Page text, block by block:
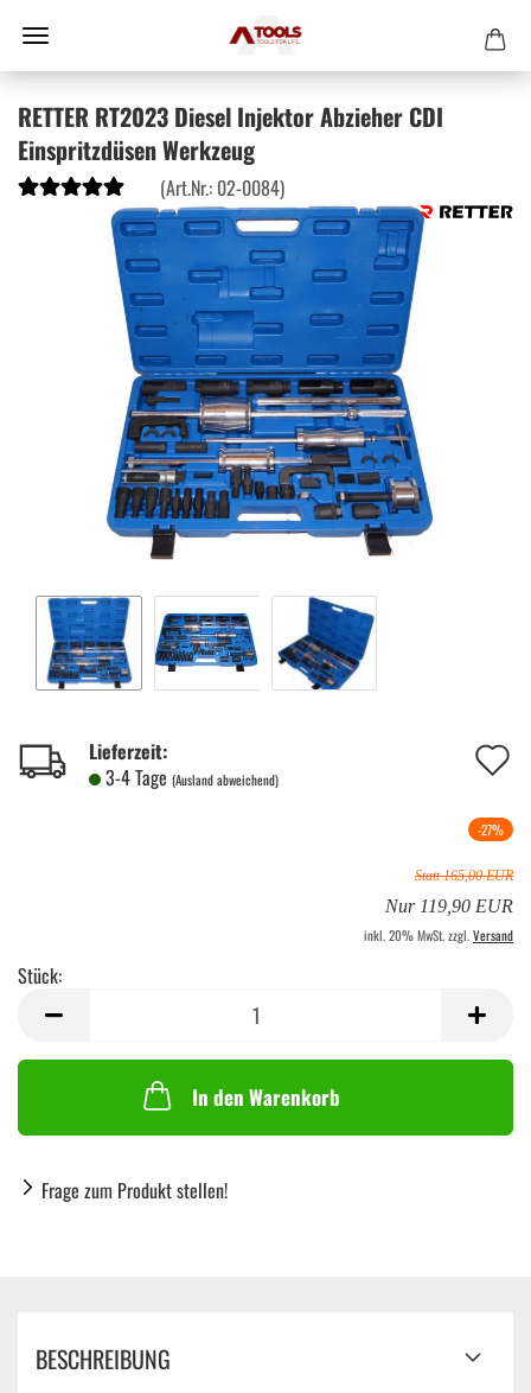
RETTER RT2023 Diesel Injektor Abzieher CDI
Einspritzdüsen Werkzeug
(Art.Nr.: 02-0084)
Lieferzeit:
3-4 Tage (Ausland abweichend)
-27%
Statt 165,00 EUR
Nur 119,90 EUR
inkl. 20% MwSt. zzgl.Versand
Stück:
In den Warenkorb
Frage zum Produkt stellen!
BESCHREIBUNG